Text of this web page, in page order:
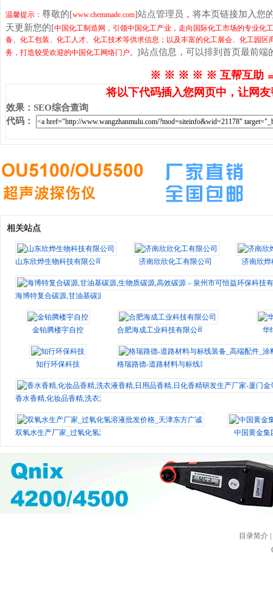
温馨提示： 尊敬的[www.chemmade.com]站点管理员，将本页链接加入您
天更新您的[中国化工制造网，引领中国化工产业，走向国际化工市场的专业化
备、化工包装、化工人才、化工技术等供求信息；以及丰富的化工展会、化工园
务，打造较受欢迎的中国化工网络门户。 ]站点信息，可以排到首页最前端
※ ※ ※ ※ ※ 互帮互助
将以下代码插入您网页中，让网
效果 ： SEO综合查询
代码 ：
相关站点
山东欣烨生物科技有限公司 济南欣欣化工有限公司 济南欣烨
海博特复合碳源,甘油基碳源,生物质碳源,高效碳源 – 泉州市可恒益环保科技有限
金铂腾楼宇自控 合肥海成工业科技有限公司 华
知行环保科技 格瑞路德-道路材料与标线装备_高端配件_涂料
香水香精,化妆品香精,洗衣液香精,日用品香精,日化香精研发生产厂家-厦门金帝
双氧水生产厂家_过氧化氢溶液批发价格_天津东方广诚 中国黄金集
目录简介